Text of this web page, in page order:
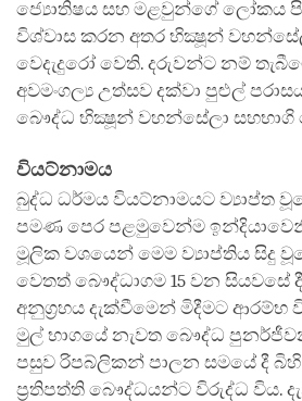
ජ්‍යොතිෂය සහ මළවුන්ගේ ලෝකය
විශ්වාස කරන අතර භික්‍ෂූන්
වෙදැදුරෝ වෙති. දරුවන්ට නම්
අවමංගල්‍ය උත්සව දක්වා පුළුල්
බෞද්ධ භික්‍ෂූන් වහන්සේලා සහභාගි
වියට්නාමය
බුද්ධ ධර්මය වියට්නාමයට ව්‍යාප්ත
පමණ පෙර පළමුවෙන්ම
මූලික වශයෙන් මෙම ව්‍යාප්තිය සිදු
වෙතත් බෞද්ධාගම 15 වන සියවසේ
අනුග්‍රහය දැක්වීමෙන් මිදීමට ආරම්භ
මුල් භාගයේ නැවත බෞද්ධ
පසුව රිපබ්ලිකන් පාලන සමයේ දී
ප්‍රතිපත්ති බෞද්ධයන්ට විරුද්ධ විය.